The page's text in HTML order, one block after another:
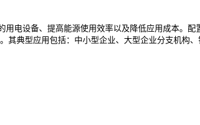
用电设备、提高能源使用效率以及降低应用成本。
典型应用包括：中小型企业、大型企业分支机构